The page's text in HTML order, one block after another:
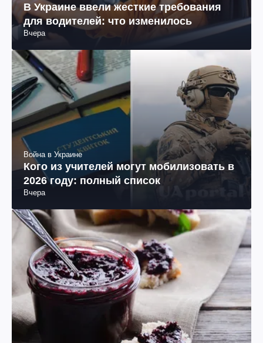
В Украине ввели жесткие требования
для водителей: что изменилось
Вчера
Война в Украине
Кого из учителей могут мобилизовать в
2026 году: полный список
Вчера